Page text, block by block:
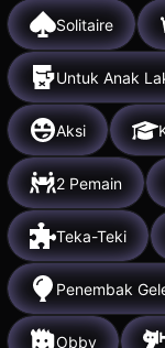
Solitaire
Untuk Anak
Aksi
2 Pemain
Teka-Teki
Penembak
Obby